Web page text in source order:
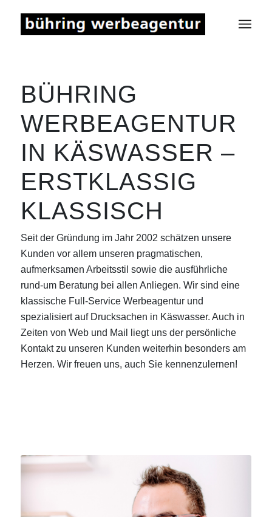
BÜHRING
WERBEAGENTUR
IN KÄSWASSER –
ERSTKLASSIG
KLASSISCH
Seit der Gründung im Jahr 2002 schätzen unsere
Kunden vor allem unseren pragmatischen,
aufmerksamen Arbeitsstil sowie die ausführliche
rund-um Beratung bei allen Anliegen. Wir sind eine
klassische Full-Service Werbeagentur und
spezialisiert auf Drucksachen in Käswasser. Auch in
Zeiten von Web und Mail liegt uns der persönliche
Kontakt zu unseren Kunden weiterhin besonders am
Herzen. Wir freuen uns, auch Sie kennenzulernen!